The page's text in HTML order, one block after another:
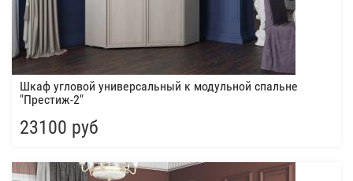
Шкаф угловой универсальный к модульной спальне
"Престиж-2"
23100 руб